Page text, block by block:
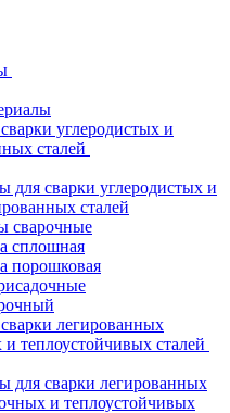
углеродистых и
сталей
для сварки углеродистых и
сталей
сварочные
сплошная
порошковая
легированных
теплоустойчивых сталей
для сварки легированных
и теплоустойчивых